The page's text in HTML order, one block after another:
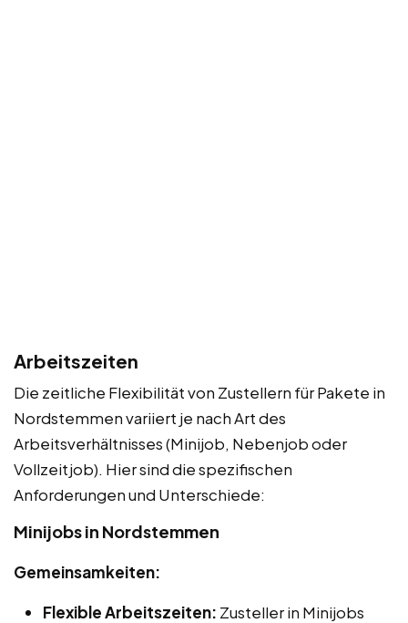
Arbeitszeiten
Die zeitliche Flexibilität von Zustellern für Pakete in
Nordstemmen variiert je nach Art des
Arbeitsverhältnisses (Minijob, Nebenjob oder
Vollzeitjob). Hier sind die spezifischen
Anforderungen und Unterschiede:
Minijobs in Nordstemmen
Gemeinsamkeiten:
Flexible Arbeitszeiten: Zusteller in Minijobs